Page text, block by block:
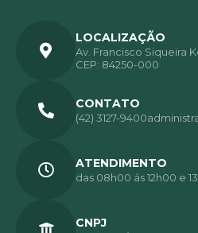
LOCALIZAÇÃO
Av. Francisco Siqueira
CEP: 84250-000
CONTATO
(42) 3127-9400
ATENDIMENTO
das 08h00 ás 12h00 e
CNPJ